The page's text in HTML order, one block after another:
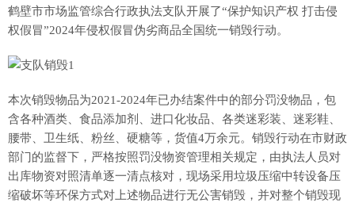
鹤壁市市场监管综合行政执法支队开展了“保护知识产权 打击侵
权假冒”2024年侵权假冒伪劣商品全国统一销毁行动。
本次销毁物品为2021-2024年已办结案件中的部分罚没物品，包
含各种酒类、食品添加剂、进口化妆品、各类迷彩装、迷彩鞋、
腰带、卫生纸、粉丝、硬糖等，货值4万余元。销毁行动在市财政
部门的监督下，严格按照罚没物资管理相关规定，由执法人员对
出库物资对照清单逐一清点核对，现场采用垃圾压缩中转设备压
缩破坏等环保方式对上述物品进行无公害销毁，并对整个销毁现